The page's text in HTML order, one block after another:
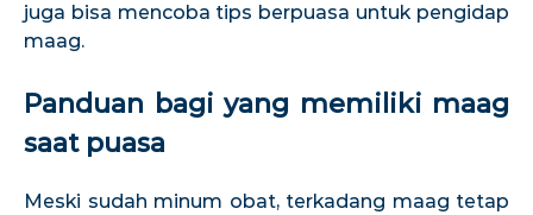
juga bisa mencoba tips berpuasa untuk pengidap
maag.
Panduan bagi yang memiliki maag
saat puasa
Meski sudah minum obat, terkadang maag tetap